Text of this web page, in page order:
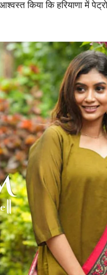
किया कि हरियाणा में